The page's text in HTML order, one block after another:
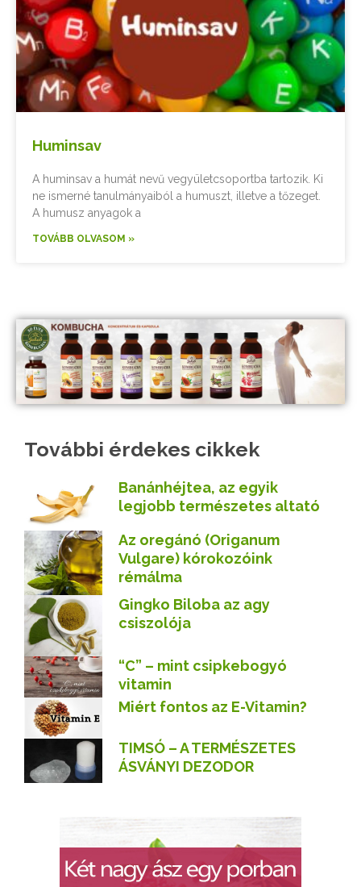
Huminsav
A huminsav a humát nevű vegyületcsoportba tartozik. Ki
ne ismerné tanulmányaiból a humuszt, illetve a tőzeget.
A humusz anyagok a
TOVÁBB OLVASOM »
További érdekes cikkek
Banánhéjtea, az egyik
legjobb természetes altató
Az oregánó (Origanum
Vulgare) kórokozóink
rémálma
Gingko Biloba az agy
csiszolója
“C” – mint csipkebogyó
vitamin
Miért fontos az E-Vitamin?
TIMSÓ – A TERMÉSZETES
ÁSVÁNYI DEZODOR